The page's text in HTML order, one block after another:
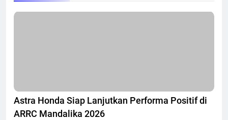
Astra Honda Siap Lanjutkan Performa Positif di
ARRC Mandalika 2026